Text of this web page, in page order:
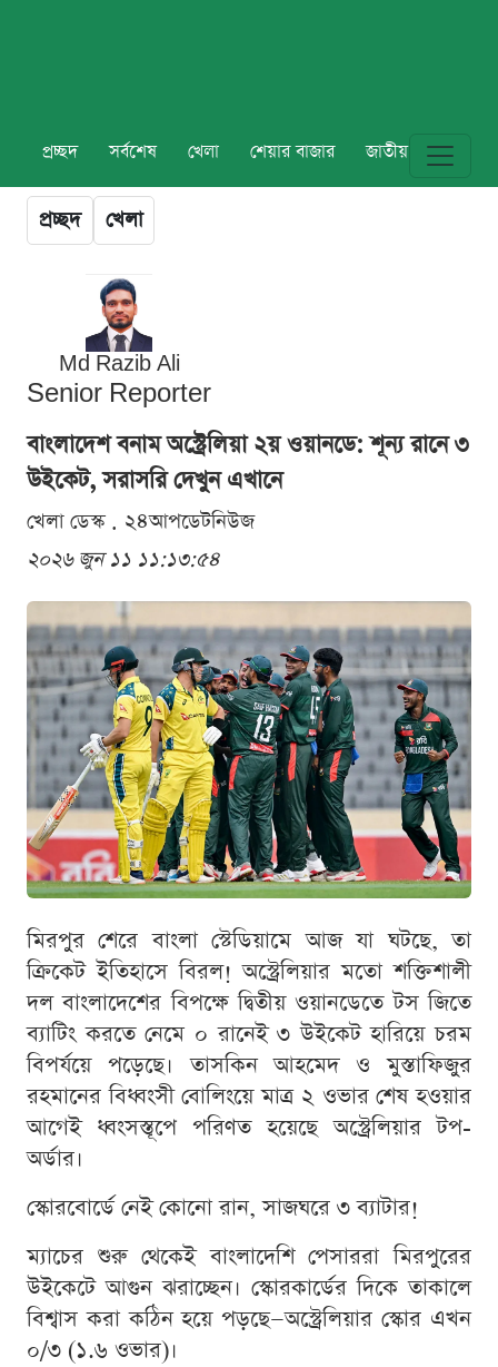
প্রচ্ছদ সর্বশেষ খেলা শেয়ার বাজার জাতীয় বিশ্ব
প্রচ্ছদ খেলা
Md Razib Ali
Senior Reporter
বাংলাদেশ বনাম অস্ট্রেলিয়া ২য় ওয়ানডে: শূন্য রানে ৩
উইকেট, সরাসরি দেখুন এখানে
খেলা ডেস্ক . ২৪আপডেটনিউজ
২০২৬ জুন ১১ ১১:১৩:৫৪
মিরপুর শেরে বাংলা স্টেডিয়ামে আজ যা ঘটছে, তা
ক্রিকেট ইতিহাসে বিরল! অস্ট্রেলিয়ার মতো শক্তিশালী
দল বাংলাদেশের বিপক্ষে দ্বিতীয় ওয়ানডেতে টস জিতে
ব্যাটিং করতে নেমে ০ রানেই ৩ উইকেট হারিয়ে চরম
বিপর্যয়ে পড়েছে। তাসকিন আহমেদ ও মুস্তাফিজুর
রহমানের বিধ্বংসী বোলিংয়ে মাত্র ২ ওভার শেষ হওয়ার
আগেই ধ্বংসস্তূপে পরিণত হয়েছে অস্ট্রেলিয়ার টপ-
অর্ডার।
স্কোরবোর্ডে নেই কোনো রান, সাজঘরে ৩ ব্যাটার!
ম্যাচের শুরু থেকেই বাংলাদেশি পেসাররা মিরপুরের
উইকেটে আগুন ঝরাচ্ছেন। স্কোরকার্ডের দিকে তাকালে
বিশ্বাস করা কঠিন হয়ে পড়ছে—অস্ট্রেলিয়ার স্কোর এখন
০/৩ (১.৬ ওভার)।